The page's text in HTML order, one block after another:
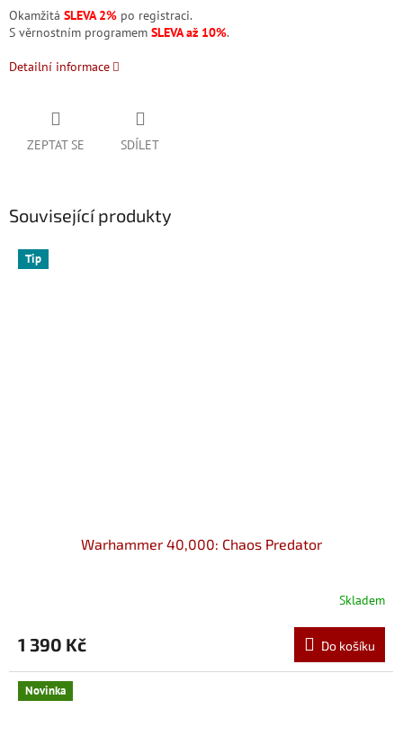
Okamžitá SLEVA 2% po registraci.
S věrnostním programem SLEVA až 10%.
Detailní informace
ZEPTAT SE SDÍLET
Související produkty
Tip
Warhammer 40,000: Chaos Predator
Skladem
1 390 Kč Do košíku
Novinka